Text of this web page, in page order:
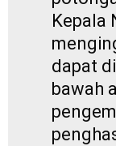
Kepala
dapat
bawah